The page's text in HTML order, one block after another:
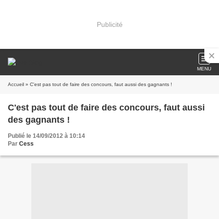
Publicité
MENU
Accueil » C'est pas tout de faire des concours, faut aussi des gagnants !
C'est pas tout de faire des concours, faut aussi
des gagnants !
Publié le 14/09/2012 à 10:14
Par Cess